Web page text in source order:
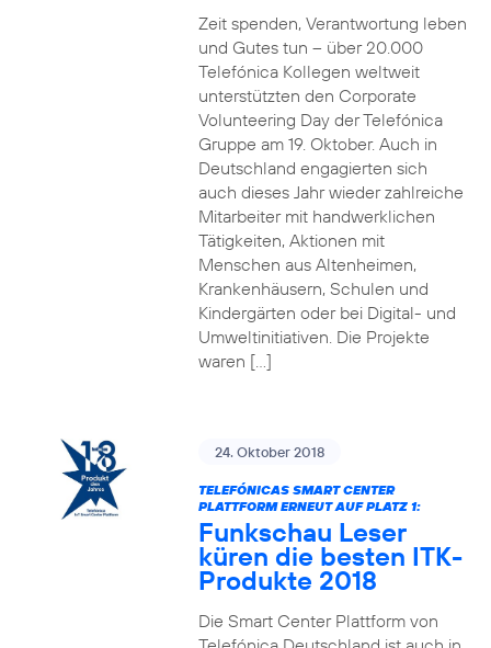
Zeit spenden, Verantwortung leben
und Gutes tun – über 20.000
Telefónica Kollegen weltweit
unterstützten den Corporate
Volunteering Day der Telefónica
Gruppe am 19. Oktober. Auch in
Deutschland engagierten sich
auch dieses Jahr wieder zahlreiche
Mitarbeiter mit handwerklichen
Tätigkeiten, Aktionen mit
Menschen aus Altenheimen,
Krankenhäusern, Schulen und
Kindergärten oder bei Digital- und
Umweltinitiativen. Die Projekte
waren […]
24. Oktober 2018
TELEFÓNICAS SMART CENTER
PLATTFORM ERNEUT AUF PLATZ 1:
Funkschau Leser
küren die besten ITK-
Produkte 2018
Die Smart Center Plattform von